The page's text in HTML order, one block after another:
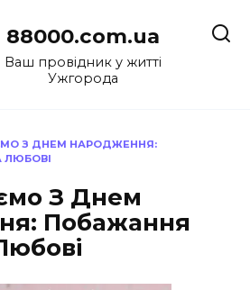
88000.com.ua
Ваш провідник у житті
Ужгорода
З ДНЕМ НАРОДЖЕННЯ:
ЛЮБОВІ
З Днем
Побажання